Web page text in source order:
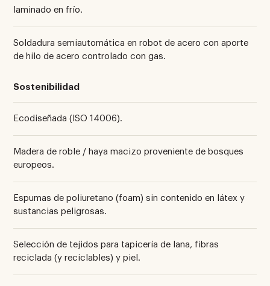
laminado en frío.
Soldadura semiautomática en robot de acero con aporte
de hilo de acero controlado con gas.
Sostenibilidad
Ecodiseñada (ISO 14006).
Madera de roble / haya macizo proveniente de bosques
europeos.
Espumas de poliuretano (foam) sin contenido en látex y
sustancias peligrosas.
Selección de tejidos para tapicería de lana, fibras
reciclada (y reciclables) y piel.